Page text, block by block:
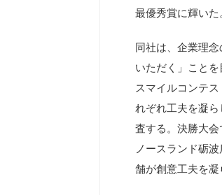
最優秀賞に輝いた
同社は、企業理
いただく」こと
スマイルコンテ
れぞれ工夫を凝
査する。決勝大
ノースランド砺
舗が創意工夫を凝